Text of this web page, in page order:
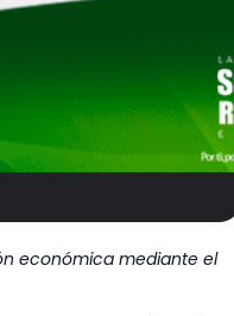
económica mediante el